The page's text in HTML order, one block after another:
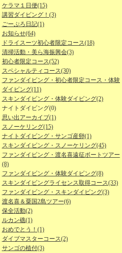
ケラマ１日便(15)
講習ダイビング！(3)
ごーぷろ日記(1)
お知らせ(64)
ドライスーツ初心者限定コース(18)
清掃活動・美ら海振興会(3)
初心者限定コース(52)
スペシャルティコース(30)
ファンダイビング・初心者限定コース・体験
ダイビング(11)
スキンダイビング・体験ダイビング(2)
ナイトダイビング(0)
思い出アーカイブ(1)
スノーケリング(15)
ナイトダイビング・サンゴ産卵(1)
スキンダイビング・スノーケリング(45)
ファンダイビング・渡名喜遠征ボートツアー
(8)
ファンダイビング・体験ダイビング(8)
スキンダイビングライセンス取得コース(33)
ファンダイビング・スキンダイビング(3)
渡名喜＆粟国2島ツアー(6)
保全活動(2)
ルカン礁(1)
おめでとう！(1)
ダイブマスターコース(2)
サンゴの植付(3)